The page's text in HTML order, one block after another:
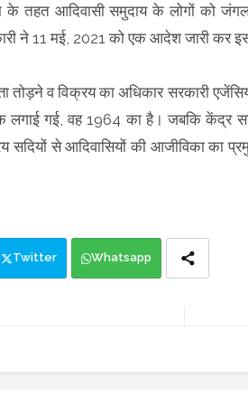
तहत आदिवासी समुदाय के लोगों को जंगल
ने 11 मई, 2021 को एक आदेश जारी कर
व विक्रय का अधिकार सरकारी
लगाई गई, वह 1964 का है। जबकि केंद्र
सदियों से आदिवासियों की आजीविका का
Twitter Whatsapp